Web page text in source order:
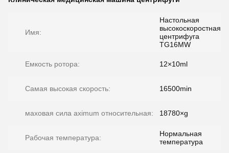
Имя:
Настольная
высокоскоростная
центрифуга
TG16MW
Емкость ротора: 12×10ml
Самая высокая скорость: 16500min
маховая сила aximum относительная: 18780×g
Рабочая температура:
Нормальная
температура